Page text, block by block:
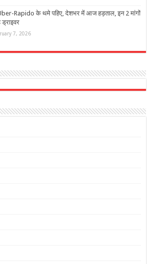
Rapido के थमे पहिए, देशभर में आज हड़ताल, इन 2 मांगों
7, 2026